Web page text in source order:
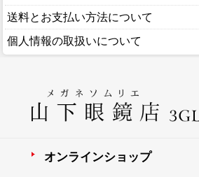
送料とお支払い方法について
個人情報の取扱いについて
オンラインショップ